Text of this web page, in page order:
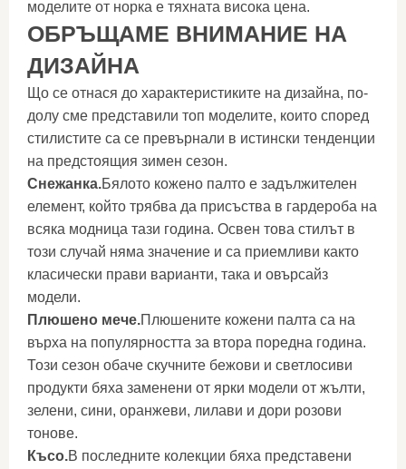
моделите от норка е тяхната висока цена.
ОБРЪЩАМЕ ВНИМАНИЕ НА
ДИЗАЙНА
Що се отнася до характеристиките на дизайна, по-
долу сме представили топ моделите, които според
стилистите са се превърнали в истински тенденции
на предстоящия зимен сезон.
Снежанка.Бялото кожено палто е задължителен
елемент, който трябва да присъства в гардероба на
всяка модница тази година. Освен това стилът в
този случай няма значение и са приемливи както
класически прави варианти, така и овърсайз
модели.
Плюшено мече.Плюшените кожени палта са на
върха на популярността за втора поредна година.
Този сезон обаче скучните бежови и светлосиви
продукти бяха заменени от ярки модели от жълти,
зелени, сини, оранжеви, лилави и дори розови
тонове.
Късо.В последните колекции бяха представени